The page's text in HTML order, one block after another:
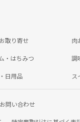
取り寄せ 肉
・はちみつ 調
日用品 ス
お問い合わせ